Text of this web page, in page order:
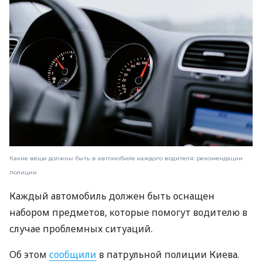
Какие вещи должны быть в автомобиле каждого водителя: рекомендации
полиции
Каждый автомобиль должен быть оснащен
набором предметов, которые помогут водителю в
случае проблемных ситуаций.
Об этом сообщили в патрульной полиции Киева.